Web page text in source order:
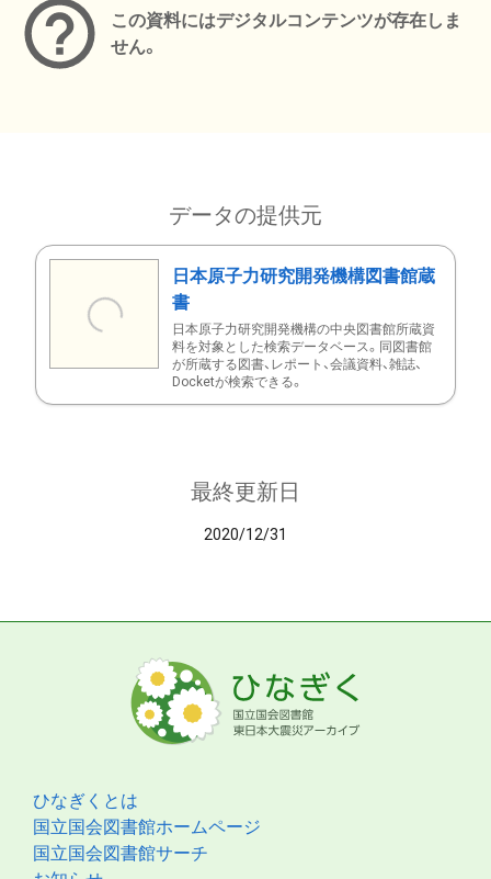
この資料にはデジタルコンテンツが存在しま
せん。
データの提供元
日本原子力研究開発機構図書館蔵
書
日本原子力研究開発機構の中央図書館所蔵資
料を対象とした検索データベース。同図書館
が所蔵する図書、レポート、会議資料、雑誌、
Docketが検索できる。
最終更新日
2020/12/31
ひなぎくとは
国立国会図書館ホームページ
国立国会図書館サーチ